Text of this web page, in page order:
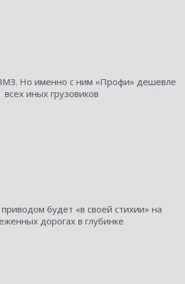
Но именно с ним «Профи» дешевле
всех иных грузовиков
будет «в своей стихии» на
дорогах в глубинке